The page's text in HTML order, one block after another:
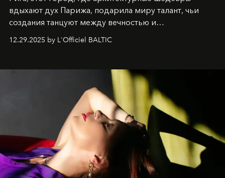
вдыхают дух Парижа, подарила миру талант, чьи
создания танцуют между вечностью и
современностью.
12.29.2025 by L'Officiel BALTIC